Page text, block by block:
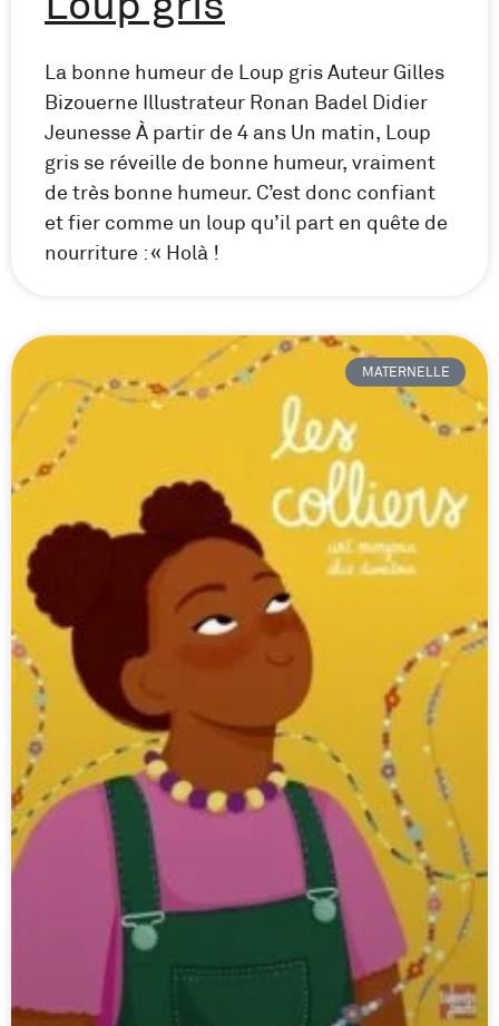
La bonne humeur de Loup gris Auteur Gilles
Bizouerne Illustrateur Ronan Badel Didier
Jeunesse À partir de 4 ans Un matin, Loup
gris se réveille de bonne humeur, vraiment
de très bonne humeur. C’est donc confiant
et fier comme un loup qu’il part en quête de
nourriture : « Holà !
MATERNELLE